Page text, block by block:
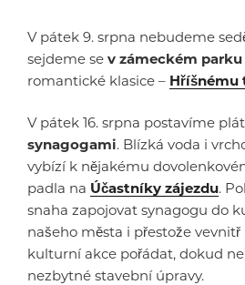
V pátek 9. srpna nebudeme
sejdeme se v zámeckém parku
romantické klasice – Hříšnému
V pátek 16. srpna postavíme
synagogami. Blízká voda i
vybízí k nějakému
padla na Účastníky zájezdu.
snaha zapojovat synagogu do
našeho města i přestože
kulturní akce pořádat, dokud
nezbytné stavební úpravy.